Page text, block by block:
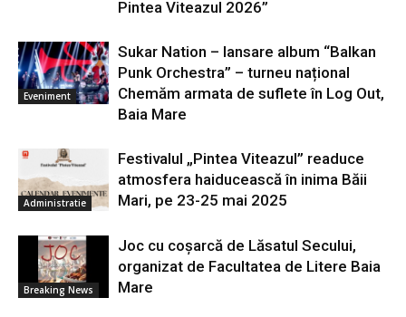
Pintea Viteazul 2026”
Eveniment
Sukar Nation – lansare album “Balkan
Punk Orchestra” – turneu național
Chemăm armata de suflete în Log Out,
Baia Mare
Administratie
Festivalul „Pintea Viteazul” readuce
atmosfera haiducească în inima Băii
Mari, pe 23-25 mai 2025
Breaking News
Joc cu coșarcă de Lăsatul Secului,
organizat de Facultatea de Litere Baia
Mare